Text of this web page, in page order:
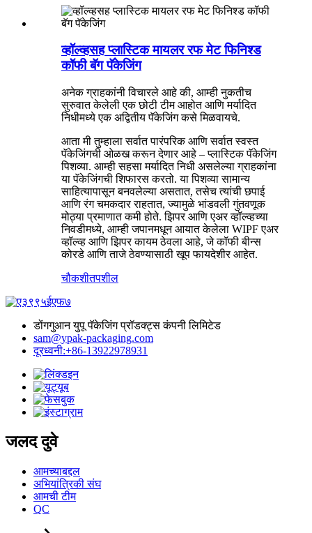
व्हॉल्व्हसह प्लास्टिक मायलर रफ मेट फिनिश्ड
कॉफी बॅग पॅकेजिंग
अनेक ग्राहकांनी विचारले आहे की, आम्ही नुकतीच
सुरुवात केलेली एक छोटी टीम आहोत आणि मर्यादित
निधीमध्ये एक अद्वितीय पॅकेजिंग कसे मिळवायचे.
आता मी तुम्हाला सर्वात पारंपरिक आणि सर्वात स्वस्त
पॅकेजिंगची ओळख करून देणार आहे – प्लास्टिक पॅकेजिंग
पिशव्या. आम्ही सहसा मर्यादित निधी असलेल्या ग्राहकांना
या पॅकेजिंगची शिफारस करतो. या पिशव्या सामान्य
साहित्यापासून बनवलेल्या असतात, तसेच त्यांची छपाई
आणि रंग चमकदार राहतात, ज्यामुळे भांडवली गुंतवणूक
मोठ्या प्रमाणात कमी होते. झिपर आणि एअर व्हॉल्व्हच्या
निवडीमध्ये, आम्ही जपानमधून आयात केलेला WIPF एअर
व्हॉल्व्ह आणि झिपर कायम ठेवला आहे, जे कॉफी बीन्स
कोरडे आणि ताजे ठेवण्यासाठी खूप फायदेशीर आहेत.
चौकशीतपशील
डोंगगुआन युपू पॅकेजिंग प्रॉडक्ट्स कंपनी लिमिटेड
sam@ypak-packaging.com
दूरध्वनी:+86-13922978931
जलद दुवे
आमच्याबद्दल
अभियांत्रिकी संघ
आमची टीम
QC